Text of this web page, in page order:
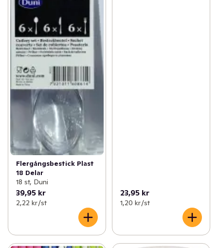
Flergångsbestick Plast
18 Delar
18 st, Duni
39,95 kr
2,22 kr /st
23,95 kr
1,20 kr /st